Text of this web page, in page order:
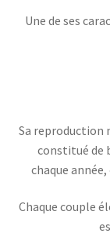
Une de ses
Sa reproduction
constitué de
chaque
Chaque couple